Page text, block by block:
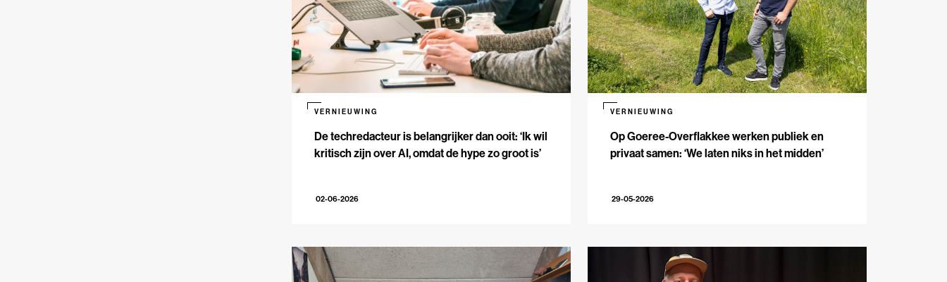
De techredacteur is belangrijker dan ooit: ‘Ik wil
kritisch zijn over AI, omdat de hype zo groot is’
VERNIEUWING
02-06-2026
Op Goeree-Overflakkee werken publiek en
privaat samen: ‘We laten niks in het midden’
VERNIEUWING
29-05-2026